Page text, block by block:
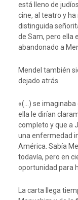
está lleno de
cine, al teatro y
distinguida
de Sam, pero ella
abandonado a
Mendel también
dejado atrás.
«(…) se imaginaba
ella le dirían
completo y que a
una enfermedad
América. Sabía
todavía, pero en
oportunidad para
La carta llega